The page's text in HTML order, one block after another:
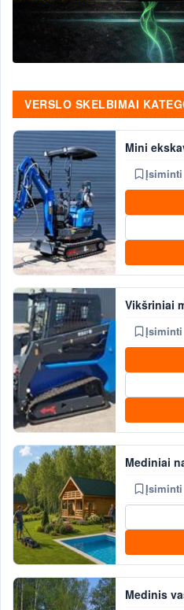
VERSLO SKELBIMAI
Mini
Įsiminti
Vikšriniai
Įsiminti
Mediniai
Įsiminti
Medinis